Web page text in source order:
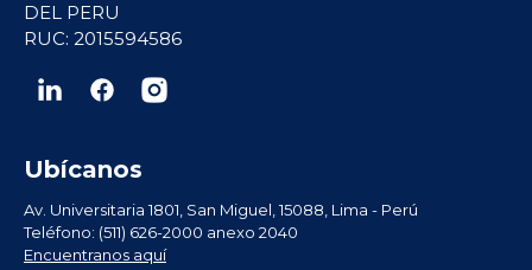
DEL PERU
RUC: 2015594586
Ubícanos
Av. Universitaria 1801, San Miguel, 15088, Lima - Perú
Teléfono: (511) 626-2000 anexo 2040
Encuentranos aquí